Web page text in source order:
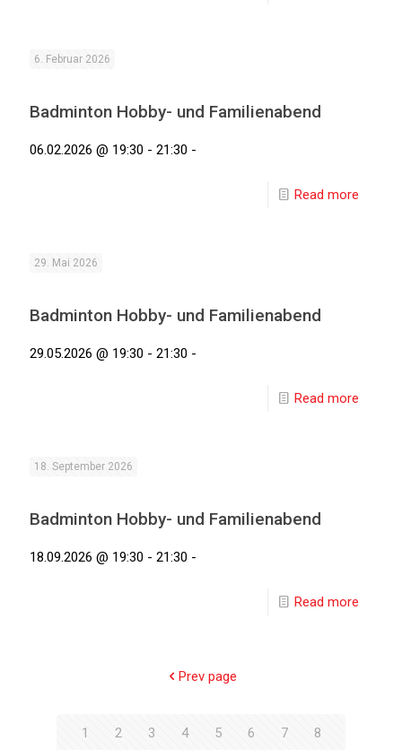
6. Februar 2026
Badminton Hobby- und Familienabend
06.02.2026 @ 19:30 - 21:30 -
Read more
29. Mai 2026
Badminton Hobby- und Familienabend
29.05.2026 @ 19:30 - 21:30 -
Read more
18. September 2026
Badminton Hobby- und Familienabend
18.09.2026 @ 19:30 - 21:30 -
Read more
Prev page
1 2 3 4 5 6 7 8